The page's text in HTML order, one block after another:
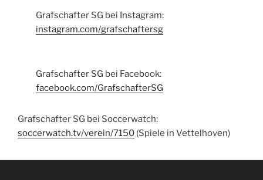
Grafschafter SG bei Instagram:
instagram.com/grafschaftersg
Grafschafter SG bei Facebook:
facebook.com/GrafschafterSG
Grafschafter SG bei Soccerwatch:
soccerwatch.tv/verein/7150 (Spiele in Vettelhoven)